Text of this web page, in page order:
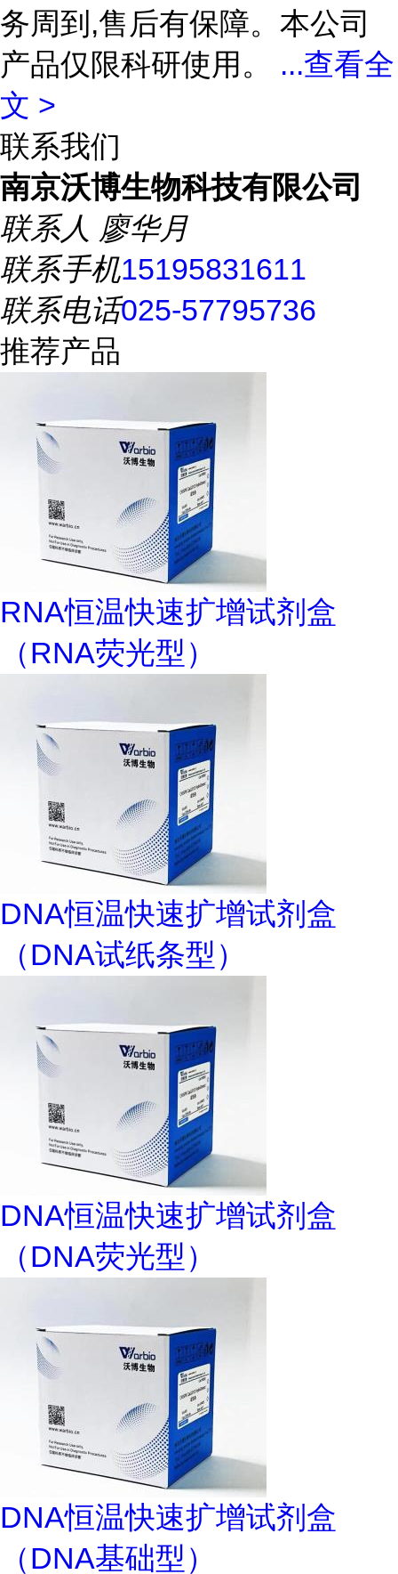
务周到,售后有保障。本公司
产品仅限科研使用。 ...查看全
文 >
联系我们
南京沃博生物科技有限公司
联系人 廖华月
联系手机15195831611
联系电话025-57795736
推荐产品
RNA恒温快速扩增试剂盒
（RNA荧光型）
DNA恒温快速扩增试剂盒
（DNA试纸条型）
DNA恒温快速扩增试剂盒
（DNA荧光型）
DNA恒温快速扩增试剂盒
（DNA基础型）